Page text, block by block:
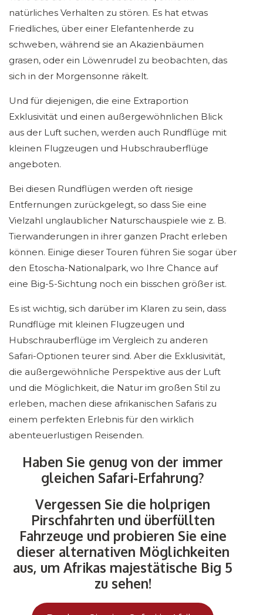
natürliches Verhalten zu stören. Es hat etwas
Friedliches, über einer Elefantenherde zu
schweben, während sie an Akazienbäumen
grasen, oder ein Löwenrudel zu beobachten, das
sich in der Morgensonne räkelt.
Und für diejenigen, die eine Extraportion
Exklusivität und einen außergewöhnlichen Blick
aus der Luft suchen, werden auch Rundflüge mit
kleinen Flugzeugen und Hubschrauberflüge
angeboten.
Bei diesen Rundflügen werden oft riesige
Entfernungen zurückgelegt, so dass Sie eine
Vielzahl unglaublicher Naturschauspiele wie z. B.
Tierwanderungen in ihrer ganzen Pracht erleben
können. Einige dieser Touren führen Sie sogar über
den Etoscha-Nationalpark, wo Ihre Chance auf
eine Big-5-Sichtung noch ein bisschen größer ist.
Es ist wichtig, sich darüber im Klaren zu sein, dass
Rundflüge mit kleinen Flugzeugen und
Hubschrauberflüge im Vergleich zu anderen
Safari-Optionen teurer sind. Aber die Exklusivität,
die außergewöhnliche Perspektive aus der Luft
und die Möglichkeit, die Natur im großen Stil zu
erleben, machen diese afrikanischen Safaris zu
einem perfekten Erlebnis für den wirklich
abenteuerlustigen Reisenden.
Haben Sie genug von der immer
gleichen Safari-Erfahrung?
Vergessen Sie die holprigen
Pirschfahrten und überfüllten
Fahrzeuge und probieren Sie eine
dieser alternativen Möglichkeiten
aus, um Afrikas majestätische Big 5
zu sehen!